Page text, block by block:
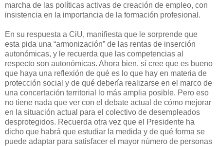
marcha de las políticas activas de creación de empleo, con
insistencia en la importancia de la formación profesional.
En su respuesta a CiU, manifiesta que le sorprende que
esta pida una “armonización” de las rentas de inserción
autonómicas, y le recuerda que las competencias al
respecto son autonómicas. Ahora bien, sí cree que es bueno
que haya una reflexión de qué es lo que hay en materia de
protección social y de qué debería realizarse en el marco de
una concertación territorial lo más amplia posible. Pero eso
no tiene nada que ver con el debate actual de cómo mejorar
en la situación actual para el colectivo de desempleados
desprotegidos. Recuerda otra vez que el Presidente ha
dicho que habrá que estudiar la medida y de qué forma se
puede adaptar para satisfacer el mayor número de personas